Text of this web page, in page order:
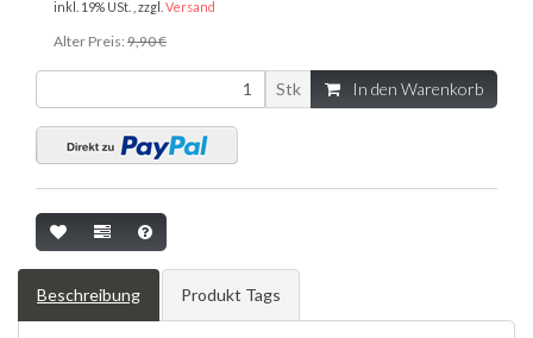
inkl. 19% USt. , zzgl. Versand
Alter Preis: 9,90 €
Stk In den Warenkorb
Beschreibung Produkt Tags